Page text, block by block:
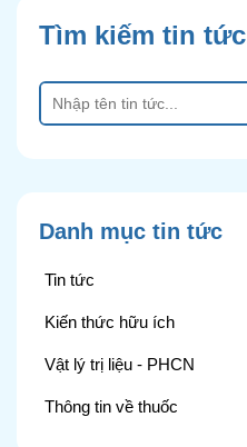
Tìm kiếm tin tức
Danh mục tin tức
Tin tức
Kiến thức hữu ích
Vật lý trị liệu - PHCN
Thông tin về thuốc